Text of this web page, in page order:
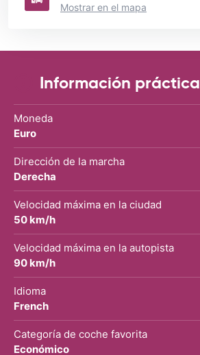
Mostrar en el mapa
Información práctica
Moneda
Euro
Dirección de la marcha
Derecha
Velocidad máxima en la ciudad
50 km/h
Velocidad máxima en la autopista
90 km/h
Idioma
French
Categoría de coche favorita
Económico